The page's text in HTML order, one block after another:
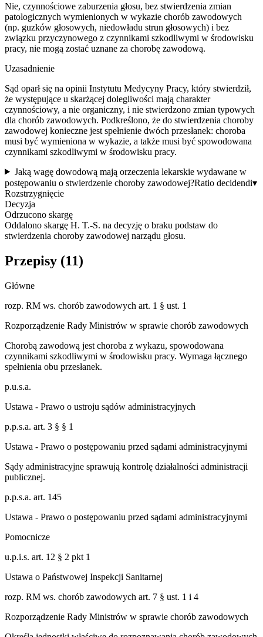
Nie, czynnościowe zaburzenia głosu, bez stwierdzenia zmian
patologicznych wymienionych w wykazie chorób zawodowych
(np. guzków głosowych, niedowładu strun głosowych) i bez
związku przyczynowego z czynnikami szkodliwymi w środowisku
pracy, nie mogą zostać uznane za chorobę zawodową.
Uzasadnienie
Sąd oparł się na opinii Instytutu Medycyny Pracy, który stwierdził,
że występujące u skarżącej dolegliwości mają charakter
czynnościowy, a nie organiczny, i nie stwierdzono zmian typowych
dla chorób zawodowych. Podkreślono, że do stwierdzenia choroby
zawodowej konieczne jest spełnienie dwóch przesłanek: choroba
musi być wymieniona w wykazie, a także musi być spowodowana
czynnikami szkodliwymi w środowisku pracy.
Jaką wagę dowodową mają orzeczenia lekarskie wydawane w
postępowaniu o stwierdzenie choroby zawodowej?Ratio decidendi▾
Rozstrzygnięcie
Decyzja
Odrzucono skargę
Oddalono skargę H. T.-S. na decyzję o braku podstaw do
stwierdzenia choroby zawodowej narządu głosu.
Przepisy (11)
Główne
rozp. RM ws. chorób zawodowych art. 1 § ust. 1
Rozporządzenie Rady Ministrów w sprawie chorób zawodowych
Chorobą zawodową jest choroba z wykazu, spowodowana
czynnikami szkodliwymi w środowisku pracy. Wymaga łącznego
spełnienia obu przesłanek.
p.u.s.a.
Ustawa - Prawo o ustroju sądów administracyjnych
p.p.s.a. art. 3 § § 1
Ustawa - Prawo o postępowaniu przed sądami administracyjnymi
Sądy administracyjne sprawują kontrolę działalności administracji
publicznej.
p.p.s.a. art. 145
Ustawa - Prawo o postępowaniu przed sądami administracyjnymi
Pomocnicze
u.p.i.s. art. 12 § 2 pkt 1
Ustawa o Państwowej Inspekcji Sanitarnej
rozp. RM ws. chorób zawodowych art. 7 § ust. 1 i 4
Rozporządzenie Rady Ministrów w sprawie chorób zawodowych